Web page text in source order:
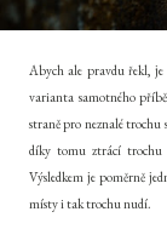
Abych ale pravdu řekl,
varianta samotného
straně pro neznalé
díky tomu ztrácí trochu
Výsledkem je poměrně
místy i tak trochu nudí.